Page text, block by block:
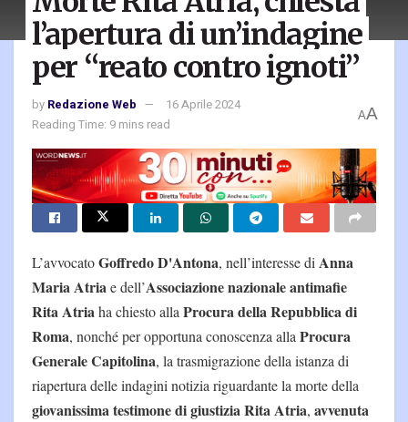
l’apertura di un’indagine
per “reato contro ignoti”
by Redazione Web
16 Aprile 2024
Reading Time: 9 mins read
AA
L’avvocatoGoffredo D'Antona, nell’interesse di Anna
Maria Atriae dell’Associazione nazionale antimafie
Rita Atriaha chiesto alla Procura della Repubblica di
Roma, nonché per opportuna conoscenza alla Procura
Generale Capitolina, la trasmigrazione della istanza di
riapertura delle indagini notizia riguardante la morte della
giovanissima testimone di giustizia Rita Atria, avvenuta